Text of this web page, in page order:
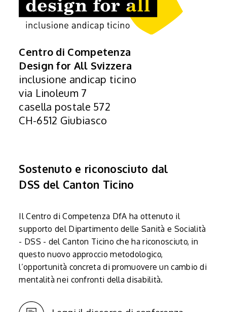
Centro di Competenza
Design for All Svizzera
inclusione andicap ticino
via Linoleum 7
casella postale 572
CH-6512 Giubiasco
Sostenuto e riconosciuto dal
DSS del Canton Ticino
Il Centro di Competenza DfA ha ottenuto il
supporto del Dipartimento delle Sanità e Socialità
- DSS - del Canton Ticino che ha riconosciuto, in
questo nuovo approccio metodologico,
l’opportunità concreta di promuovere un cambio di
mentalità nei confronti della disabilità.